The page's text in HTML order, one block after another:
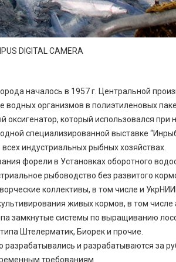
DIGITAL CAMERA
началось в 1957 г. Центральной
организмов в полиэтиленовых
оксигенатор, который использовался
специализированной выставке
индустриальных рыбных хозяйствах.
форели в Установках оборотного
рыбоводство без развитого
коллективы, в том числе и
живых кормов, в том числе
замкнутые системы по выращиванию
Штелерматик, Биорек и прочие.
и разрабатываются за
требованиям.